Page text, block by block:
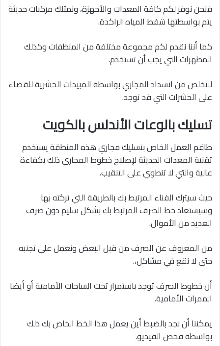
فنحن نوفر لكم كافة المعدات والأجهزة، ونمتلك مركبات حديثة
يتم بواسطتها شفط المياه الراكدة.
كما أننا نقدم لكم مجموعة مختلفة من المنظفات وكذلك
المطهرات التي يجب أن تستخدم.
للتخلص من انسداد المجاري بواسطة المبيدات الحشرية للقضاء
على الحشرات التي قد توجد.
تسليك بالوعات الأندلس بالكويت
طاقم العمل الخاص بتسليك مجاري هذه المنطقة يستخدم
تقنية المعدات الحديثة لإصلاح خطوط المجاري ذلك بكفاءة
عالية والتي لا تنطوي على التنقيب.
حيث سيترك الفناء المرتبط بك بالطريقة التي تركته بها
وسيستعاد خط الصرف المرتبط بك بشكل سليم دون صرف
العديد من الأموال.
من المعروف عن الصرف من قبل البعض ونعمل على تجنبه
حتى لا نقع في مشاكل،.
أن خطوط الصرف توجد باستمرار تحت الساحات الأمامية أو أيضا
الممرات الأمامية.
يمكننا أن نجد بالضبط أين يعمل هذا الخط الخاص بك ذلك
بواسطة فحص الفيديو.